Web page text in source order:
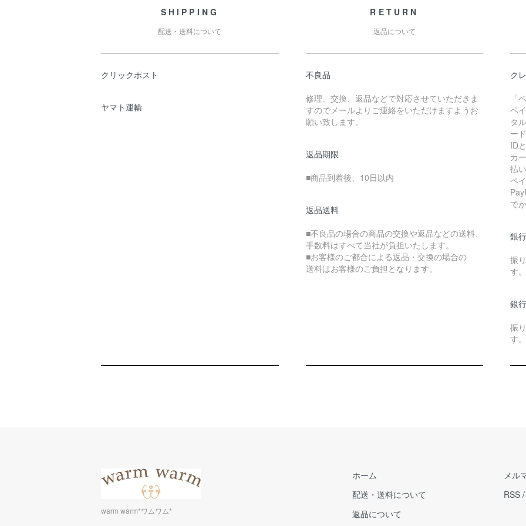
SHIPPING
配送・送料について
クリックポスト
ヤマト運輸
RETURN
返品について
不良品
修理、交換、返品などで対応させていただきま
すのでメールよりご連絡をいただけますようお
願い致します。
返品期限
■商品到着後、10日以内
返品送料
■不良品の場合の商品の交換や返品などの送料、
手数料はすべて当社が負担いたします。
■お客様のご都合による返品・交換の場合の
送料はお客様のご負担となります。
ク
「
ペ
タ
ー
ID
カ
払
ペ
で
銀
振
す
銀
振
す
warm warm*ワムワム*
ホーム
配送・送料について
返品について
メル
RSS